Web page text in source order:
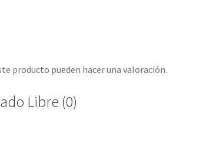
producto pueden hacer una valoración.
Libre (0)